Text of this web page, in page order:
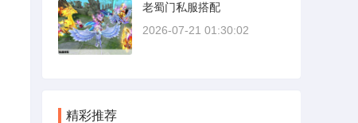
老蜀门私服搭配
2026-07-21 01:30:02
精彩推荐